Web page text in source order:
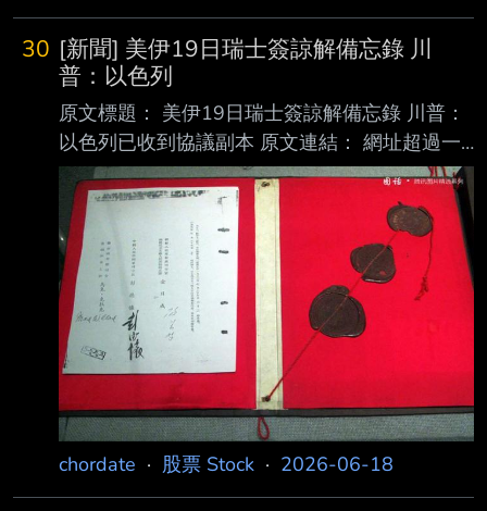
30 [新聞] 美伊19日瑞士簽諒解備忘錄 川
普：以色列
原文標題： 美伊19日瑞士簽諒解備忘錄 川普：
以色列已收到協議副本 原文連結： 網址超過一
行，請用縮網址，連結不能點擊者板規 1-2-2
處分。 https://news.pts.org.tw/article/813564
發布時間： 請勿張貼超過3天新聞 發布時間：
2026/6/18 08:07 更新時間：2026/6/18 08:50
記者署名： 靳元慶 / 編譯 原文內容： 結論先講
美國跟伊朗19日將在瑞士簽署諒解備忘錄。根據
公布未經官方證實的備忘錄草案內容，在 14點
協議中，包括全面停戰、伊朗重
chordate · 股票 Stock · 2026-06-18